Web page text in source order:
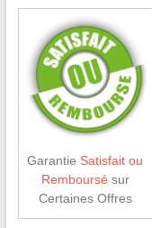
Garantie Satisfait ou
Remboursé sur
Certaines Offres